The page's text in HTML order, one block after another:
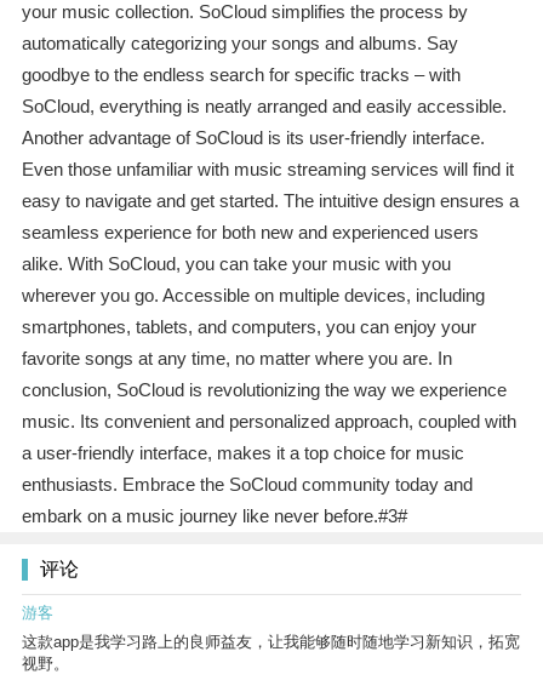
your music collection. SoCloud simplifies the process by
automatically categorizing your songs and albums. Say
goodbye to the endless search for specific tracks – with
SoCloud, everything is neatly arranged and easily accessible.
Another advantage of SoCloud is its user-friendly interface.
Even those unfamiliar with music streaming services will find it
easy to navigate and get started. The intuitive design ensures a
seamless experience for both new and experienced users
alike. With SoCloud, you can take your music with you
wherever you go. Accessible on multiple devices, including
smartphones, tablets, and computers, you can enjoy your
favorite songs at any time, no matter where you are. In
conclusion, SoCloud is revolutionizing the way we experience
music. Its convenient and personalized approach, coupled with
a user-friendly interface, makes it a top choice for music
enthusiasts. Embrace the SoCloud community today and
embark on a music journey like never before.#3#
评论
游客
这款app是我学习路上的良师益友，让我能够随时随地学习新知识，拓宽
视野。